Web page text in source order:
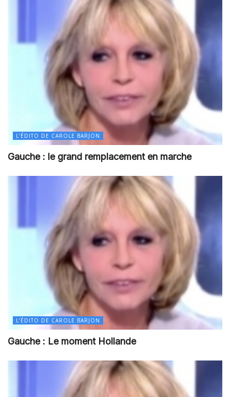
L’ÉDITO DE CAROLE BARJON
Gauche : le grand remplacement en marche
L’ÉDITO DE CAROLE BARJON
Gauche : Le moment Hollande